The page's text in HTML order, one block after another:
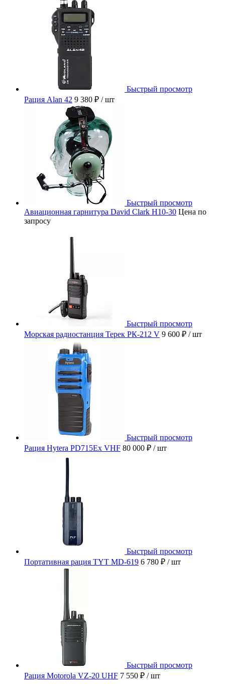
Быстрый просмотр
Рация Alan 42 9 380 ₽ / шт
Быстрый просмотр
Авиационная гарнитура David Clark H10-30 Цена по
запросу
Быстрый просмотр
Морская радиостанция Терек РК-212 V 9 600 ₽ / шт
Быстрый просмотр
Рация Hytera PD715Ex VHF 80 000 ₽ / шт
Быстрый просмотр
Портативная рация TYT MD-619 6 780 ₽ / шт
Быстрый просмотр
Рация Motorola VZ-20 UHF 7 550 ₽ / шт